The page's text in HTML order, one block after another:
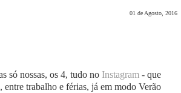
01 de Agosto, 2016
só nossas, os 4, tudo no Instagram - que
trabalho e férias, já em modo Verão